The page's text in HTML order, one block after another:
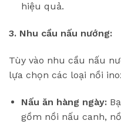
hiệu quả.
3. Nhu cầu nấu nướng:
Tùy vào nhu cầu nấu
lựa chọn các loại nồi
Nấu ăn hàng ngày:
gồm nồi nấu canh,